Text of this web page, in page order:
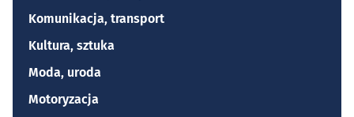
Komunikacja, transport
Kultura, sztuka
Moda, uroda
Motoryzacja